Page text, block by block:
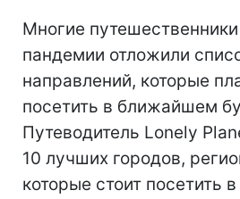
Многие путешественники
пандемии отложили
направлений, которые
посетить в ближайшем
Путеводитель Lonely
10 лучших городов,
которые стоит посетить